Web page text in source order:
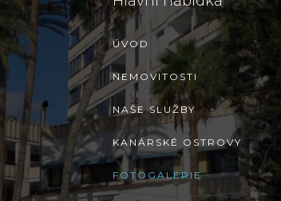
ÚVOD
NEMOVITOSTI
NAŠE SLUŽBY
KANÁRSKÉ OSTROVY
FOTOGALERIE